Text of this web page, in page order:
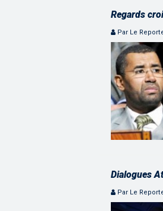
Regards
Par Le
Dialogues
Par Le